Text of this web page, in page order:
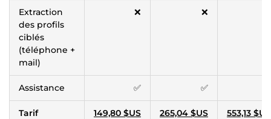
Extraction
des profils
ciblés
(téléphone +
mail)
❌ ❌
Assistance ✅ ✅
Tarif 149,80 $US 265,04 $US 553,13 $US